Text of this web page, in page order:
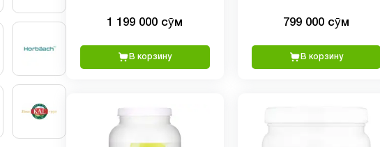
1 199 000 сӯм
В корзину
799 000 сӯм
В корзину